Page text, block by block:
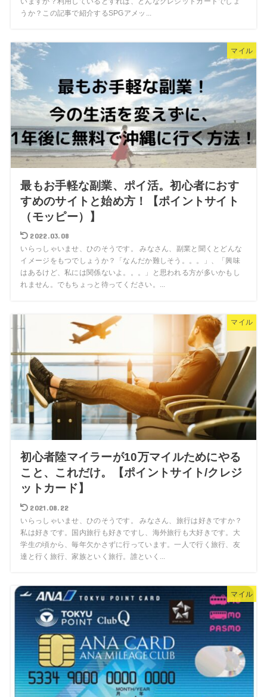
うか？この記事で紹介するSPGアメッ...
マイル
最もお手軽な副業、ポイ活。初心者におす
すめのサイトと始め方！【ポイントサイト
（モッピー）】
2022.03.08
いらっしゃいませ、ひのそうです。 みなさん、副業と聞くとどんな
イメージをもつでしょうか？「なんだか難しそう。。。」、「興味
はあるけど、私には関係ないよ。。。」と思われる方が多いかもし
れません。でもちょっと待ってください。...
マイル
初心者陸マイラーが10万マイルためにやる
こと、これだけ。【ポイントサイト/クレジ
ットカード】
2021.08.22
いらっしゃいませ、ひのそうです。 みなさん、旅行は好きですか？
私は好きです。国内旅行も好きですし、海外旅行も大好きです。大
学生の頃から、毎年欠かさずに行っています。一人で行く旅行、友
達と行く旅行、家族といく旅行。誰といく...
マイル